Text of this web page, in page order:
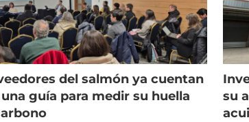
del salmón ya cuentan
guía para medir su huella
su